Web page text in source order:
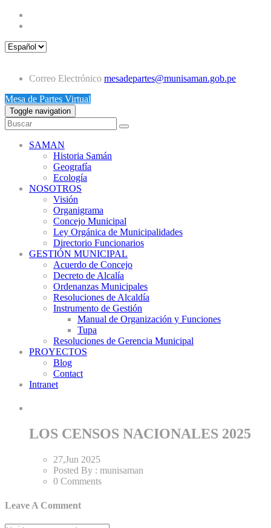
Correo Electrónico mesadepartes@munisaman.gob.pe
Mesa de Partes Virtual
Toggle navigation
SAMAN
Historia Samán
Geografía
Ecología
NOSOTROS
Visión
Organigrama
Concejo Municipal
Ley Orgánica de Municipalidades
Directorio Funcionarios
GESTIÓN MUNICIPAL
Acuerdo de Concejo
Decreto de Alcalía
Ordenanzas Municipales
Resoluciones de Alcaldía
Instrumento de Gestión
Manual de Organización y Funciones
Tupa
Resoluciones de Gerencia Municipal
PROYECTOS
Blog
Contact
Intranet
LOS CENSOS NACIONALES 2025
27,Jun 2025
Posted By : munisaman
0 Comments
Leave A Comment